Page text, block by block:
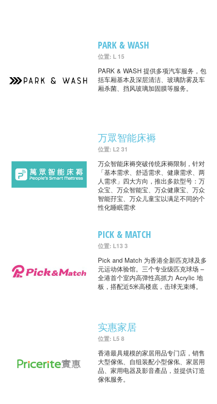
PARK & WASH
位置: L 15
PARK & WASH 提供多项汽车服务，包
括车厢基本及深层清洁、玻璃防雾及车
厢杀菌、挡风玻璃加固膜等服务。
万眾智能床褥
位置: L2 31
万众智能床褥突破传统床褥限制，针对
「基本需求、舒适需求、健康需求、两
人需求」四大方向，推出多款型号：万
众宝、万众智能宝、万众健康宝、万众
智能孖宝、万众儿童宝以满足不同的个
性化睡眠需求
PICK & MATCH
位置: L13 3
Pick and Match 为香港全新匹克球及多
元运动体验馆。三个专业级匹克球场 –
全港首个室内高弹性高抓力 Acrylic 地
板，搭配近5米高楼底，击球无束缚。
实惠家居
位置: L5 8
香港最具规模的家居用品专门店，销售
大型傢俬、自组装配小型傢俬、家居用
品、家用电器及影音產品，並提供订造
傢俬服务。